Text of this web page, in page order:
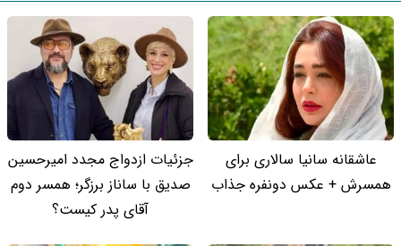
عاشقانه سانیا سالاری برای
همسرش + عکس دونفره جذاب
جزئیات ازدواج مجدد امیرحسین
صدیق با ساناز برزگر؛ همسر دوم
آقای پدر کیست؟